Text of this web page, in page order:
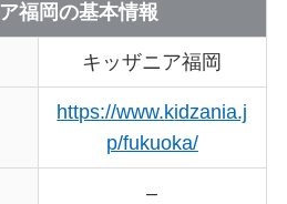
福岡の基本情報
キッザニア福岡
https://www.kidzania.j
p/fukuoka/
–